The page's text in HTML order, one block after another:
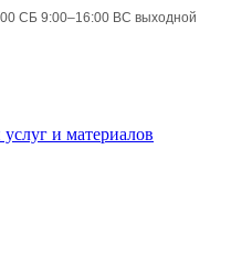
СБ 9:00–16:00 ВС выходной
и материалов